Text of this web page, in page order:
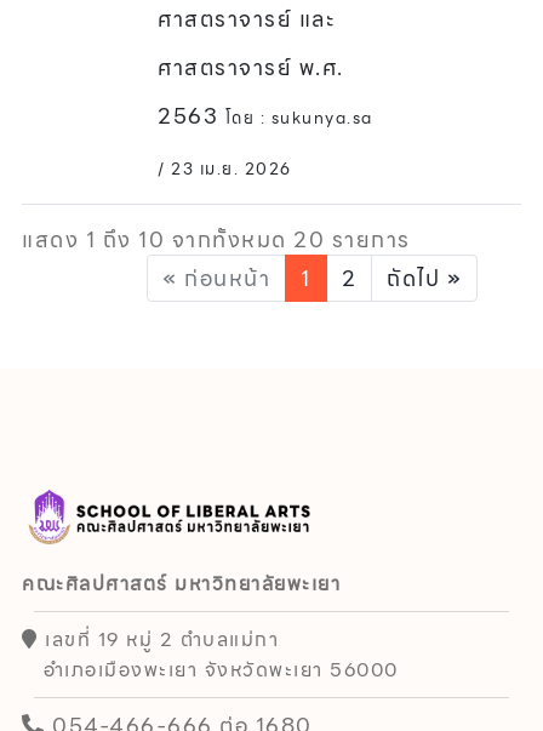
ศาสตราจารย์ และ
ศาสตราจารย์ พ.ศ.
2563 โดย : sukunya.sa
/ 23 เม.ย. 2026
แสดง 1 ถึง 10 จากทั้งหมด 20 รายการ
« ก่อนหน้า
1 2 ถัดไป »
คณะศิลปศาสตร์ มหาวิทยาลัยพะเยา
เลขที่ 19 หมู่ 2 ตำบลแม่กา
อำเภอเมืองพะเยา จังหวัดพะเยา 56000